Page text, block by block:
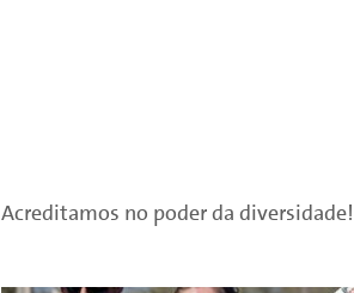
Acreditamos no poder da diversidade!